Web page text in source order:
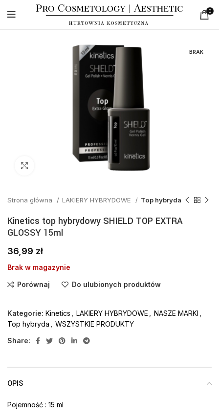
0
BRAK
Strona główna LAKIERY HYBRYDOWE Top hybryda
Kinetics top hybrydowy SHIELD TOP EXTRA
GLOSSY 15ml
36,99 zł
Brak w magazynie
Porównaj Do ulubionych produktów
Kategorie: Kinetics LAKIERY HYBRYDOWE NASZE MARKI
Top hybryda
WSZYSTKIE PRODUKTY
Share:
OPIS
Pojemność : 15 ml